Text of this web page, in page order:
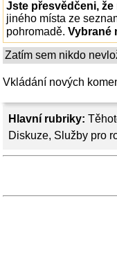
Hlavní rubriky:
Diskuze, Služby pro
Jste přesvědčeni,
jiného místa ze
pohromadě. Vybrané
Zatím sem nikdo
Vkládání nových